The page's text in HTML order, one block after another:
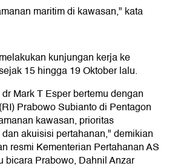
maritim di kawasan," kata
kunjungan kerja ke
15 hingga 19 Oktober lalu.
Mark T Esper bertemu dengan
Prabowo Subianto di Pentagon
kawasan, prioritas
akuisisi pertahanan," demikian
resmi Kementerian Pertahanan AS
bicara Prabowo, Dahnil Anzar